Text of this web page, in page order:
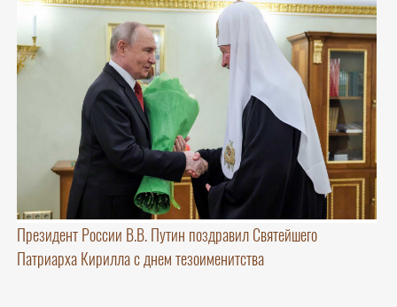
Президент России В.В. Путин поздравил Святейшего
Патриарха Кирилла с днем тезоименитства